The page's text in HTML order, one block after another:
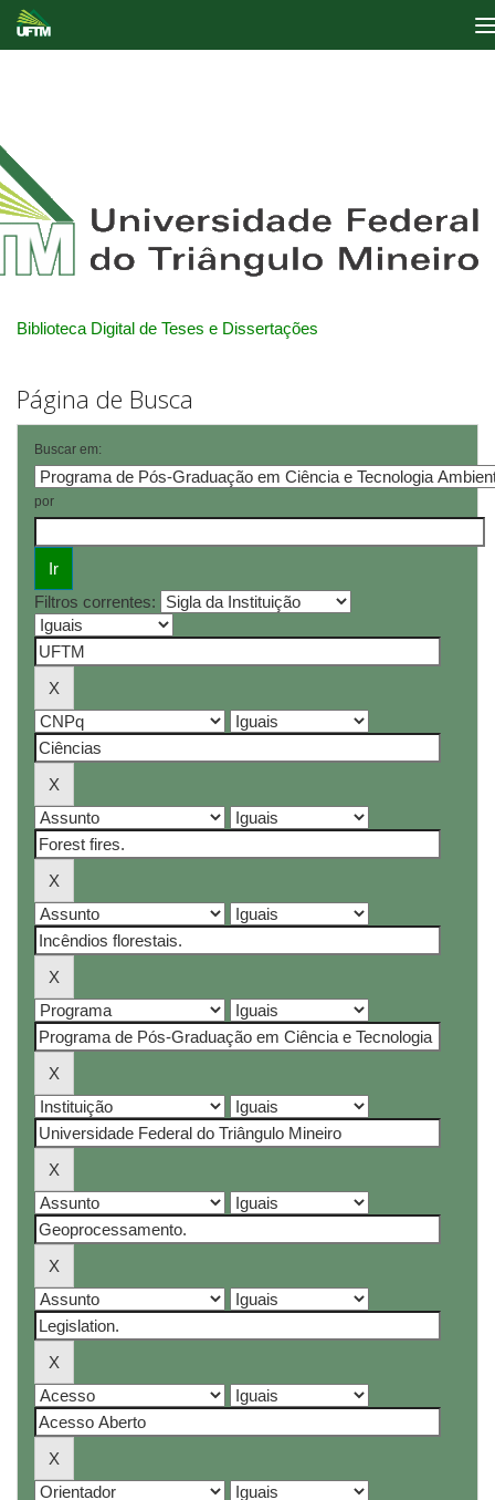
Biblioteca Digital de Teses e Dissertações
Página de Busca
Buscar em:
por
Filtros correntes: